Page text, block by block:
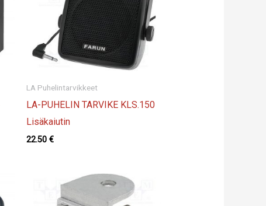
LA Puhelintarvikkeet
LA-PUHELIN TARVIKE KLS.150
Lisäkaiutin
22.50 €